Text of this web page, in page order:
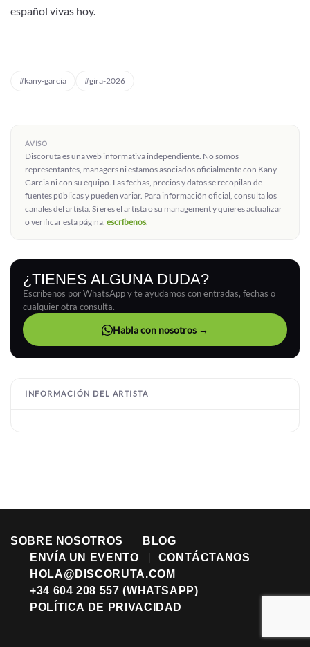
español vivas hoy.
#kany-garcia #gira-2026
AVISO
Discoruta es una web informativa independiente. No somos
representantes, managers ni estamos asociados oficialmente con Kany
Garcia ni con su equipo. Las fechas, precios y datos se recopilan de
fuentes públicas y pueden variar. Para información oficial, consulta los
canales del artista. Si eres el artista o su management y quieres actualizar
o verificar esta página, escríbenos.
¿TIENES ALGUNA DUDA?
Escríbenos por WhatsApp y te ayudamos con entradas, fechas o
cualquier otra consulta.
Habla con nosotros →
INFORMACIÓN DEL ARTISTA
SOBRE NOSOTROS
BLOG
ENVÍA UN EVENTO
CONTÁCTANOS
HOLA@DISCORUTA.COM
+34 604 208 557 (WHATSAPP)
POLÍTICA DE PRIVACIDAD